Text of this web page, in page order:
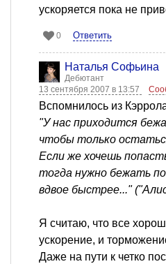
ускоряется пока не
0 Ответить
Наталья Софьина
Дебютант
13 сентября 2007 в 13:57
Вспомнилось из
"У нас приходится
чтобы только
Если же хочешь
тогда нужно бежать
вдвое быстрее..."
Я считаю, что все
ускорение, и
Даже на пути к четко